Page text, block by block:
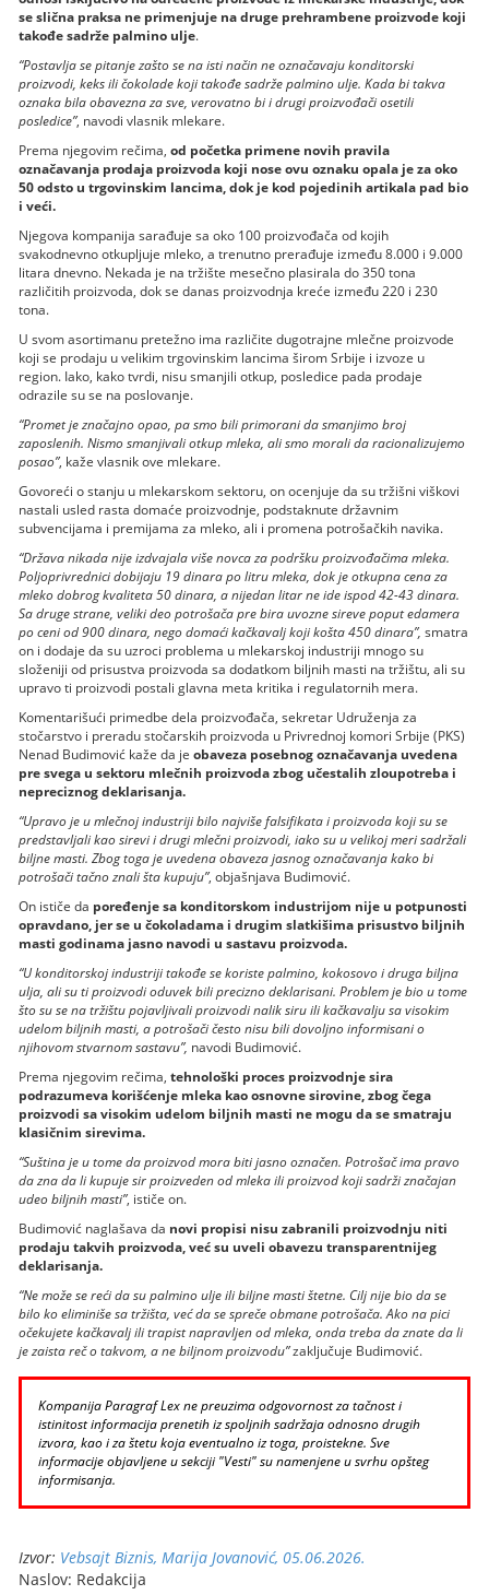
se slična praksa ne primenjuje na druge prehrambene proizvode koji
takođe sadrže palmino ulje.
“Postavlja se pitanje zašto se na isti način ne označavaju konditorski
proizvodi, keks ili čokolade koji takođe sadrže palmino ulje. Kada bi takva
oznaka bila obavezna za sve, verovatno bi i drugi proizvođači osetili
posledice”, navodi vlasnik mlekare.
Prema njegovim rečima,od početka primene novih pravila
označavanja prodaja proizvoda koji nose ovu oznaku opala je za oko
50 odsto u trgovinskim lancima, dok je kod pojedinih artikala pad bio
i veći.
Njegova kompanija sarađuje sa oko 100 proizvođača od kojih
svakodnevno otkupljuje mleko, a trenutno prerađuje između 8.000 i 9.000
litara dnevno. Nekada je na tržište mesečno plasirala do 350 tona
različitih proizvoda, dok se danas proizvodnja kreće između 220 i 230
tona.
U svom asortimanu pretežno ima različite dugotrajne mlečne proizvode
koji se prodaju u velikim trgovinskim lancima širom Srbije i izvoze u
region. Iako, kako tvrdi, nisu smanjili otkup, posledice pada prodaje
odrazile su se na poslovanje.
“Promet je značajno opao, pa smo bili primorani da smanjimo broj
zaposlenih. Nismo smanjivali otkup mleka, ali smo morali da racionalizujemo
posao”, kaže vlasnik ove mlekare.
Govoreći o stanju u mlekarskom sektoru, on ocenjuje da su tržišni viškovi
nastali usled rasta domaće proizvodnje, podstaknute državnim
subvencijama i premijama za mleko, ali i promena potrošačkih navika.
“Država nikada nije izdvajala više novca za podršku proizvođačima mleka.
Poljoprivrednici dobijaju 19 dinara po litru mleka, dok je otkupna cena za
mleko dobrog kvaliteta 50 dinara, a nijedan litar ne ide ispod 42-43 dinara.
Sa druge strane, veliki deo potrošača pre bira uvozne sireve poput edamera
po ceni od 900 dinara, nego domaći kačkavalj koji košta 450 dinara”, smatra
on i dodaje da su uzroci problema u mlekarskoj industriji mnogo su
složeniji od prisustva proizvoda sa dodatkom biljnih masti na tržištu, ali su
upravo ti proizvodi postali glavna meta kritika i regulatornih mera.
Komentarišući primedbe dela proizvođača, sekretar Udruženja za
stočarstvo i preradu stočarskih proizvoda u Privrednoj komori Srbije (PKS)
Nenad Budimović kaže da jeobaveza posebnog označavanja uvedena
pre svega u sektoru mlečnih proizvoda zbog učestalih zloupotreba i
nepreciznog deklarisanja.
“Upravo je u mlečnoj industriji bilo najviše falsifikata i proizvoda koji su se
predstavljali kao sirevi i drugi mlečni proizvodi, iako su u velikoj meri sadržali
biljne masti. Zbog toga je uvedena obaveza jasnog označavanja kako bi
potrošači tačno znali šta kupuju”, objašnjava Budimović.
On ističe da poređenje sa konditorskom industrijom nije u potpunosti
opravdano, jer se u čokoladama i drugim slatkišima prisustvo biljnih
masti godinama jasno navodi u sastavu proizvoda.
“U konditorskoj industriji takođe se koriste palmino, kokosovo i druga biljna
ulja, ali su ti proizvodi oduvek bili precizno deklarisani. Problem je bio u tome
što su se na tržištu pojavljivali proizvodi nalik siru ili kačkavalju sa visokim
udelom biljnih masti, a potrošači često nisu bili dovoljno informisani o
njihovom stvarnom sastavu”, navodi Budimović.
Prema njegovim rečima,tehnološki proces proizvodnje sira
podrazumeva korišćenje mleka kao osnovne sirovine, zbog čega
proizvodi sa visokim udelom biljnih masti ne mogu da se smatraju
klasičnim sirevima.
“Suština je u tome da proizvod mora biti jasno označen. Potrošač ima pravo
da zna da li kupuje sir proizveden od mleka ili proizvod koji sadrži značajan
udeo biljnih masti”, ističe on.
Budimović naglašava da novi propisi nisu zabranili proizvodnju niti
prodaju takvih proizvoda, već su uveli obavezu transparentnijeg
deklarisanja.
“Ne može se reći da su palmino ulje ili biljne masti štetne. Cilj nije bio da se
bilo ko eliminiše sa tržišta, već da se spreče obmane potrošača. Ako na pici
očekujete kačkavalj ili trapist napravljen od mleka, onda treba da znate da li
je zaista reč o takvom, a ne biljnom proizvodu”zaključuje Budimović.
Kompanija Paragraf Lex ne preuzima odgovornost za tačnost i
istinitost informacija prenetih iz spoljnih sadržaja odnosno drugih
izvora, kao i za štetu koja eventualno iz toga, proistekne. Sve
informacije objavljene u sekciji "Vesti" su namenjene u svrhu opšteg
informisanja.
Izvor: Vebsajt Biznis, Marija Jovanović, 05.06.2026.
Naslov: Redakcija